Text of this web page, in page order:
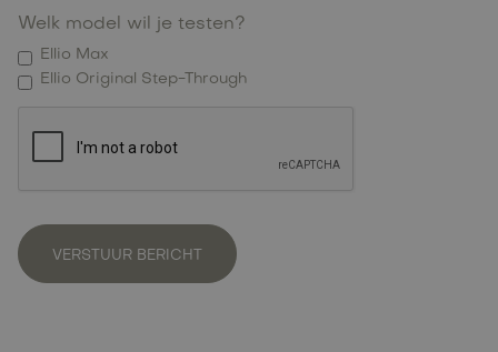
Welk model wil je testen?
Ellio Max
Ellio Original Step-Through